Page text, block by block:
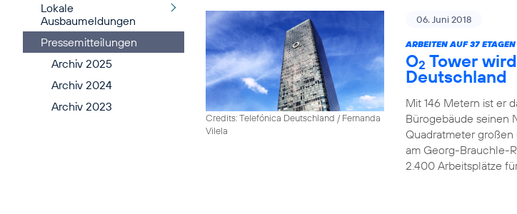
Lokale
Ausbaumeldungen
Pressemitteilungen
Archiv 2025
Archiv 2024
Archiv 2023
Credits: Telefónica Deutschland / Fernanda
Vilela
06. Juni 2018
ARBEITEN AUF 37
O2 Tower
Deutschland
Mit 146 Metern ist er
Bürogebäude seinen
Quadratmeter großen
am Georg-Brauchle-
2.400 Arbeitsplätze